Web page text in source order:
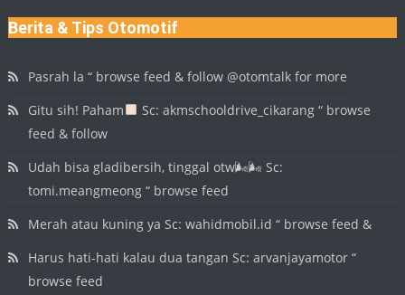
Berita & Tips Otomotif
Pasrah la “ browse feed & follow @otomtalk for more
Gitu sih! Paham
Sc: akmschooldrive_cikarang “ browse
feed & follow
Udah bisa gladibersih, tinggal otw🌬🌬 Sc:
tomi.meangmeong “ browse feed
Merah atau kuning ya Sc: wahidmobil.id “ browse feed &
Harus hati-hati kalau dua tangan Sc: arvanjayamotor “
browse feed